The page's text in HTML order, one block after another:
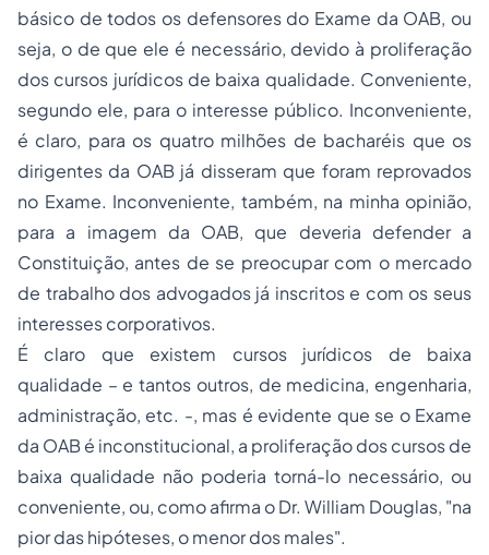
básico de todos os defensores do Exame da OAB, ou
seja, o de que ele é necessário, devido à proliferação
dos cursos jurídicos de baixa qualidade. Conveniente,
segundo ele, para o interesse público. Inconveniente,
é claro, para os quatro milhões de bacharéis que os
dirigentes da OAB já disseram que foram reprovados
no Exame. Inconveniente, também, na minha opinião,
para a imagem da OAB, que deveria defender a
Constituição, antes de se preocupar com o mercado
de trabalho dos advogados já inscritos e com os seus
interesses corporativos.
É claro que existem cursos jurídicos de baixa
qualidade – e tantos outros, de medicina, engenharia,
administração, etc. -, mas é evidente que se o Exame
da OAB é inconstitucional, a proliferação dos cursos de
baixa qualidade não poderia torná-lo necessário, ou
conveniente, ou, como afirma o Dr. William Douglas, "na
pior das hipóteses, o menor dos males".